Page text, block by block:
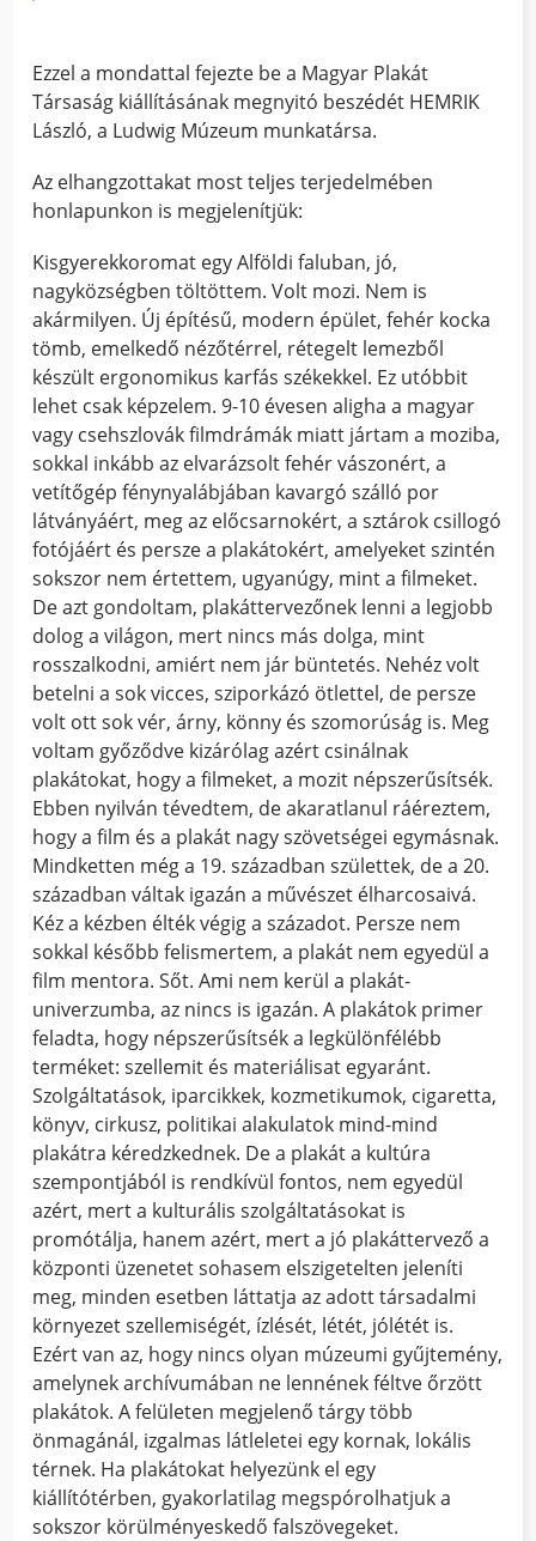
Ezzel a mondattal fejezte be a Magyar Plakát
Társaság kiállításának megnyitó beszédét HEMRIK
László, a Ludwig Múzeum munkatársa.
Az elhangzottakat most teljes terjedelmében
honlapunkon is megjelenítjük:
Kisgyerekkoromat egy Alföldi faluban, jó,
nagyközségben töltöttem. Volt mozi. Nem is
akármilyen. Új építésű, modern épület, fehér kocka
tömb, emelkedő nézőtérrel, rétegelt lemezből
készült ergonomikus karfás székekkel. Ez utóbbit
lehet csak képzelem. 9-10 évesen aligha a magyar
vagy csehszlovák filmdrámák miatt jártam a moziba,
sokkal inkább az elvarázsolt fehér vászonért, a
vetítőgép fénynyalábjában kavargó szálló por
látványáért, meg az előcsarnokért, a sztárok csillogó
fotójáért és persze a plakátokért, amelyeket szintén
sokszor nem értettem, ugyanúgy, mint a filmeket.
De azt gondoltam, plakáttervezőnek lenni a legjobb
dolog a világon, mert nincs más dolga, mint
rosszalkodni, amiért nem jár büntetés. Nehéz volt
betelni a sok vicces, sziporkázó ötlettel, de persze
volt ott sok vér, árny, könny és szomorúság is. Meg
voltam győződve kizárólag azért csinálnak
plakátokat, hogy a filmeket, a mozit népszerűsítsék.
Ebben nyilván tévedtem, de akaratlanul ráéreztem,
hogy a film és a plakát nagy szövetségei egymásnak.
Mindketten még a 19. században születtek, de a 20.
században váltak igazán a művészet élharcosaivá.
Kéz a kézben élték végig a századot. Persze nem
sokkal később felismertem, a plakát nem egyedül a
film mentora. Sőt. Ami nem kerül a plakát-
univerzumba, az nincs is igazán. A plakátok primer
feladta, hogy népszerűsítsék a legkülönfélébb
terméket: szellemit és materiálisat egyaránt.
Szolgáltatások, iparcikkek, kozmetikumok, cigaretta,
könyv, cirkusz, politikai alakulatok mind-mind
plakátra kéredzkednek. De a plakát a kultúra
szempontjából is rendkívül fontos, nem egyedül
azért, mert a kulturális szolgáltatásokat is
promótálja, hanem azért, mert a jó plakáttervező a
központi üzenetet sohasem elszigetelten jeleníti
meg, minden esetben láttatja az adott társadalmi
környezet szellemiségét, ízlését, létét, jólétét is.
Ezért van az, hogy nincs olyan múzeumi gyűjtemény,
amelynek archívumában ne lennének féltve őrzött
plakátok. A felületen megjelenő tárgy több
önmagánál, izgalmas látleletei egy kornak, lokális
térnek. Ha plakátokat helyezünk el egy
kiállítótérben, gyakorlatilag megspórolhatjuk a
sokszor körülményeskedő falszövegeket.